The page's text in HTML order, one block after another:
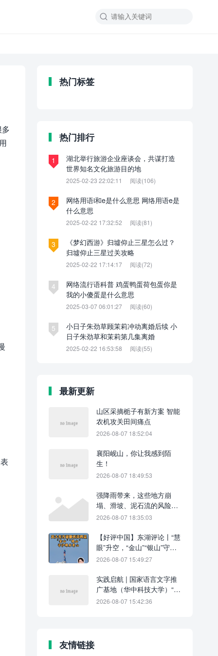

热门标签
热门排行
1
湖北举行旅游企业座谈会，共谋打造
世界知名文化旅游目的地
2025-02-23 22:02:11 阅读(106)
2
网络用语i和e是什么意思 网络用语e是
什么意思
2025-02-22 17:32:52 阅读(81)
3
《梦幻西游》归墟仰止三星怎么过？
归墟仰止三星过关攻略
2025-02-22 17:14:17 阅读(72)
4
网络流行语科普 鸡蛋鸭蛋荷包蛋你是
我的小傻蛋是什么意思
2025-03-07 06:01:27 阅读(60)
5
小日子朱劲草顾茉莉冲动离婚后续 小
日子朱劲草和茉莉第几集离婚
2025-02-22 16:53:58 阅读(55)
最新更新
山区采摘栀子有新方案 智能
农机攻关田间痛点
2026-08-07 18:52:04
襄阳岘山，你让我感到陌
生！
2026-08-07 18:49:53
强降雨带来，这些地方崩
塌、滑坡、泥石流的风险较
高
2026-08-07 18:35:03
【好评中国】东湖评论丨“慧
眼”升空，“金山”“银山”守护
绿水青山
2026-08-07 15:49:27
实践启航 | 国家语言文字推
广基地（华中科技大学）“荆
楚青语”暑期实践团队在吉首
2026-08-07 15:42:36
友情链接